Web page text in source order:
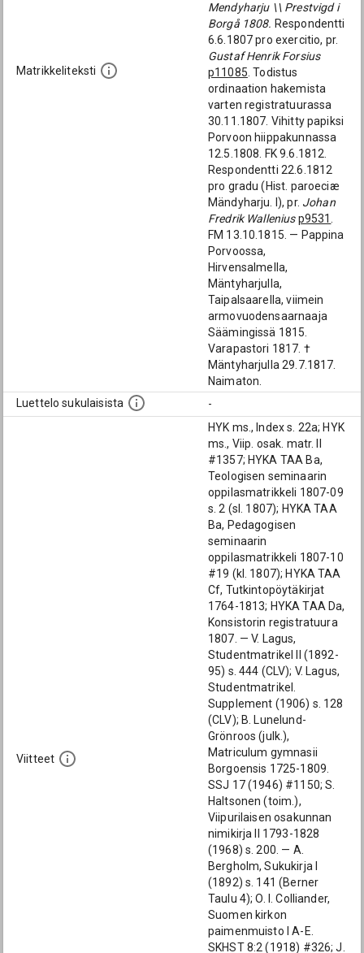
Matrikkeliteksti
Mendyharju \\ Prestvigd i
Borgå 1808. Respondentti
6.6.1807 pro exercitio, pr.
Gustaf Henrik Forsius
p11085 . Todistus
ordinaation hakemista
varten registratuurassa
30.11.1807. Vihitty papiksi
Porvoon hiippakunnassa
12.5.1808. FK 9.6.1812.
Respondentti 22.6.1812
pro gradu (Hist. paroeciæ
Mändyharju. I), pr. Johan
Fredrik Wallenius p9531
FM 13.10.1815. — Pappina
Porvoossa,
Hirvensalmella,
Mäntyharjulla,
Taipalsaarella, viimein
armovuodensaarnaaja
Säämingissä 1815.
Varapastori 1817. †
Mäntyharjulla 29.7.1817.
Naimaton.
Luettelo sukulaisista
-
Viitteet
HYK ms., Index s. 22a; HYK
ms., Viip. osak. matr. II
#1357; HYKA TAA Ba,
Teologisen seminaarin
oppilasmatrikkeli 1807-09
s. 2 (sl. 1807); HYKA TAA
Ba, Pedagogisen
seminaarin
oppilasmatrikkeli 1807-10
#19 (kl. 1807); HYKA TAA
Cf, Tutkintopöytäkirjat
1764-1813; HYKA TAA Da,
Konsistorin registratuura
1807. — V. Lagus,
Studentmatrikel II (1892-
95) s. 444 (CLV); V. Lagus,
Studentmatrikel.
Supplement (1906) s. 128
(CLV); B. Lunelund-
Grönroos (julk.),
Matriculum gymnasii
Borgoensis 1725-1809.
SSJ 17 (1946) #1150; S.
Haltsonen (toim.),
Viipurilaisen osakunnan
nimikirja II 1793-1828
(1968) s. 200. — A.
Bergholm, Sukukirja I
(1892) s. 141 (Berner
Taulu 4); O. I. Colliander,
Suomen kirkon
paimenmuisto I A-E.
SKHST 8:2 (1918) #326; J.